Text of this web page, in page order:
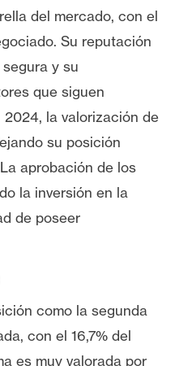
del mercado, con el
Su reputación
y su
que siguen
la valorización de
su posición
aprobación de los
la inversión en la
de poseer
como la segunda
con el 16,7% del
es muy valorada por